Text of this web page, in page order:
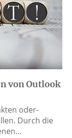
von Outlook
oder-
Durch die